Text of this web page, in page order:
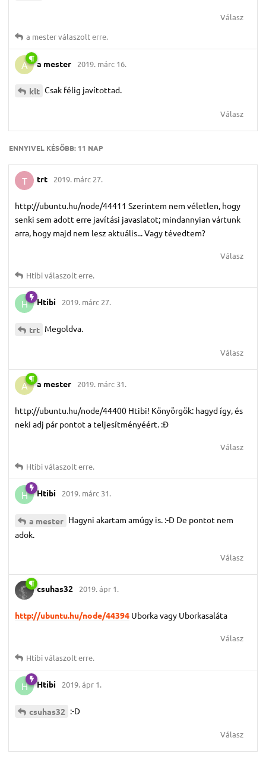
Válasz
a mesterválaszolt erre.
A a mester 2019. márc 16.
klt Csak félig javítottad.
Válasz
ENNYIVEL KÉSŐBB: 11 NAP
T trt 2019. márc 27.
http://ubuntu.hu/node/44411 Szerintem nem véletlen, hogy
senki sem adott erre javítási javaslatot; mindannyian vártunk
arra, hogy majd nem lesz aktuális... Vagy tévedtem?
Válasz
Htibiválaszolt erre.
H Htibi 2019. márc 27.
trt Megoldva.
Válasz
A a mester 2019. márc 31.
http://ubuntu.hu/node/44400 Htibi! Könyörgök: hagyd így, és
neki adj pár pontot a teljesítményéért. :Đ
Válasz
Htibiválaszolt erre.
H Htibi 2019. márc 31.
a mester Hagyni akartam amúgy is. :-D De pontot nem
adok.
Válasz
csuhas32 2019. ápr 1.
http://ubuntu.hu/node/44394 Uborka vagy Uborkasaláta
Válasz
Htibiválaszolt erre.
H Htibi 2019. ápr 1.
csuhas32 :-D
Válasz